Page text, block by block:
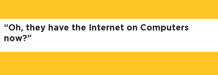
“Oh, they have the Internet on Computers
now?”